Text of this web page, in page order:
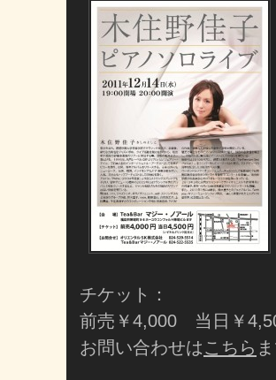
チケット：
前売￥4,000 当日￥
お問い合わせはこちら